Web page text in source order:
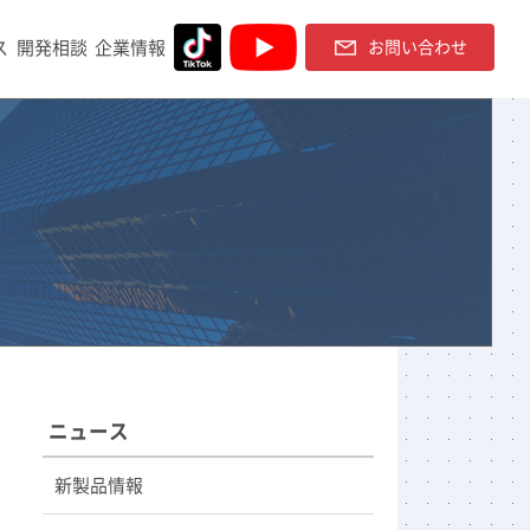
開発相談 企業情報 お問い合わせ
ニュース
新製品情報